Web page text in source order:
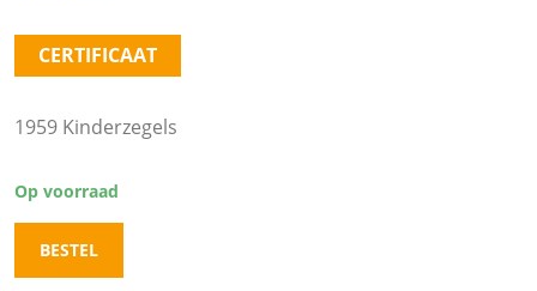
CERTIFICAAT
1959 Kinderzegels
Op voorraad
BESTEL